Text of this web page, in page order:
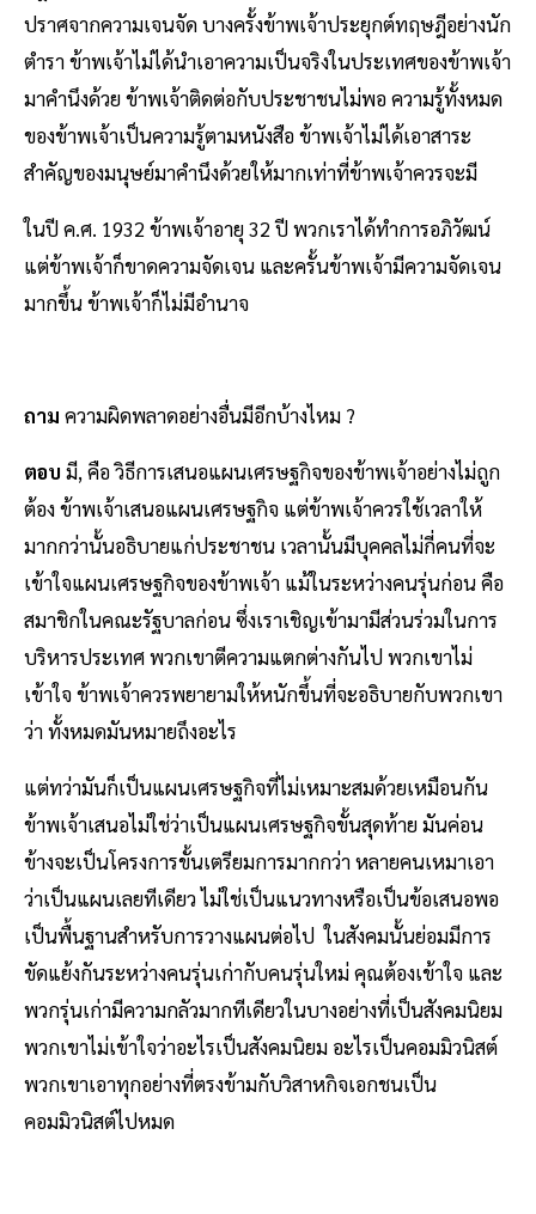
ปราศจากความเจนจัด บางครั้งข้าพเจ้าประยุกต์ทฤษฎีอย่างนัก
ตํารา ข้าพเจ้าไม่ได้นําเอาความเป็นจริงในประเทศของข้าพเจ้า
มาคํานึงด้วย ข้าพเจ้าติดต่อกับประชาชนไม่พอ ความรู้ทั้งหมด
ของข้าพเจ้าเป็นความรู้ตามหนังสือ ข้าพเจ้าไม่ได้เอาสาระ
สำคัญของมนุษย์มาคํานึงด้วยให้มากเท่าที่ข้าพเจ้าควรจะมี
ในปี ค.ศ. 1932 ข้าพเจ้าอายุ 32 ปี พวกเราได้ทําการอภิวัฒน์
แต่ข้าพเจ้าก็ขาดความจัดเจน และครั้นข้าพเจ้ามีความจัดเจน
มากขึ้น ข้าพเจ้าก็ไม่มีอํานาจ
ถาม ความผิดพลาดอย่างอื่นมีอีกบ้างไหม ?
ตอบ มี, คือ วิธีการเสนอแผนเศรษฐกิจของข้าพเจ้าอย่างไม่ถูก
ต้อง ข้าพเจ้าเสนอแผนเศรษฐกิจ แต่ข้าพเจ้าควรใช้เวลาให้
มากกว่านั้นอธิบายแก่ประชาชน เวลานั้นมีบุคคลไม่กี่คนที่จะ
เข้าใจแผนเศรษฐกิจของข้าพเจ้า แม้ในระหว่างคนรุ่นก่อน คือ
สมาชิกในคณะรัฐบาลก่อน ซึ่งเราเชิญเข้ามามีส่วนร่วมในการ
บริหารประเทศ พวกเขาตีความแตกต่างกันไป พวกเขาไม่
เข้าใจ ข้าพเจ้าควรพยายามให้หนักขึ้นที่จะอธิบายกับพวกเขา
ว่า ทั้งหมดมันหมายถึงอะไร
แต่ทว่ามันก็เป็นแผนเศรษฐกิจที่ไม่เหมาะสมด้วยเหมือนกัน
ข้าพเจ้าเสนอไม่ใช่ว่าเป็นแผนเศรษฐกิจขั้นสุดท้าย มันค่อน
ข้างจะเป็นโครงการขั้นเตรียมการมากกว่า หลายคนเหมาเอา
ว่าเป็นแผนเลยทีเดียว ไม่ใช่เป็นแนวทางหรือเป็นข้อเสนอพอ
เป็นพื้นฐานสําหรับการวางแผนต่อไป ในสังคมนั้นย่อมมีการ
ขัดแย้งกันระหว่างคนรุ่นเก่ากับคนรุ่นใหม่ คุณต้องเข้าใจ และ
พวกรุ่นเก่ามีความกลัวมากทีเดียวในบางอย่างที่เป็นสังคมนิยม
พวกเขาไม่เข้าใจว่าอะไรเป็นสังคมนิยม อะไรเป็นคอมมิวนิสต์
พวกเขาเอาทุกอย่างที่ตรงข้ามกับวิสาหกิจเอกชนเป็น
คอมมิวนิสต์ไปหมด